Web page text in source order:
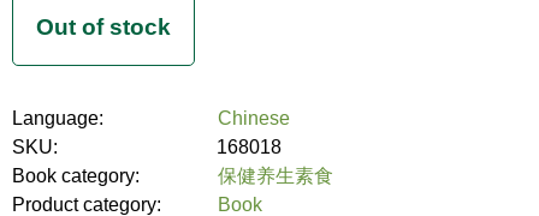
Language:
Chinese
SKU:
168018
Book category:
保健养生素食
Product category:
Book